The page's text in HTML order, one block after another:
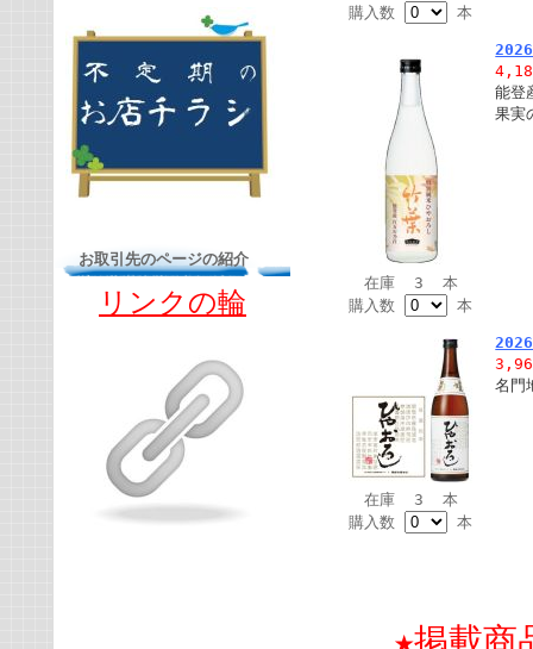
お取引先のページの紹介
リンクの輪
購入数
本
在庫 3 本
購入数
本
能登
果実
在庫 3 本
購入数
本
名門